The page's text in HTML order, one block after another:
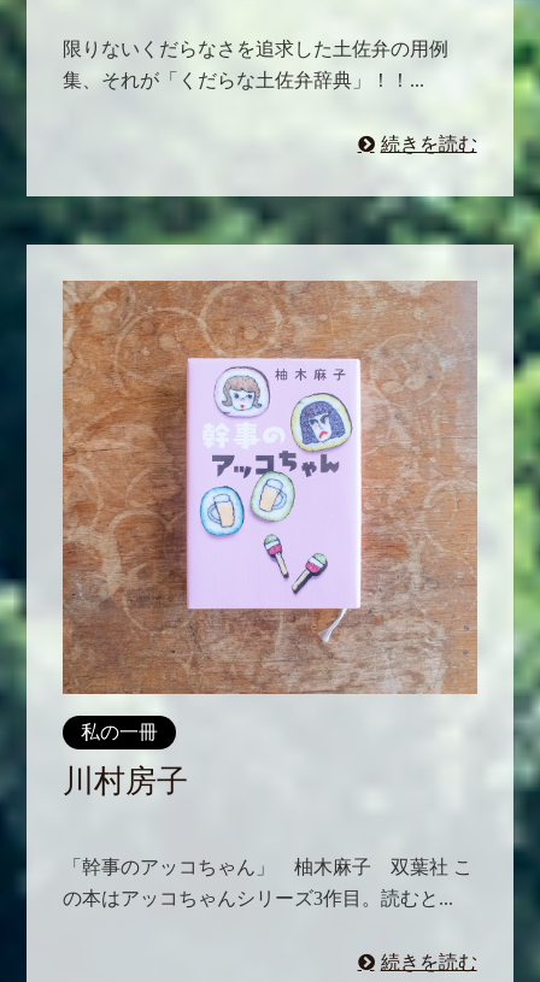
限りないくだらなさを追求した土佐弁の用例
集、それが「くだらな土佐弁辞典」！！...
続きを読む
私の一冊
川村房子
「幹事のアッコちゃん」 柚木麻子 双葉社 こ
の本はアッコちゃんシリーズ3作目。読むと...
続きを読む